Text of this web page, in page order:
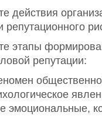
действия
репутационного
этапы
репутации:
эмоциональные,